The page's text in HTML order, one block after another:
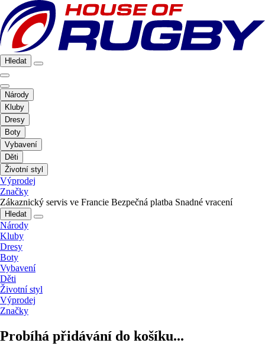
Hledat
Národy
Kluby
Dresy
Boty
Vybavení
Děti
Životní styl
Výprodej
Značky
Zákaznický servis ve Francie Bezpečná platba Snadné vracení
Hledat
Národy
Kluby
Dresy
Boty
Vybavení
Děti
Životní styl
Výprodej
Značky
Probíhá přidávání do košíku...